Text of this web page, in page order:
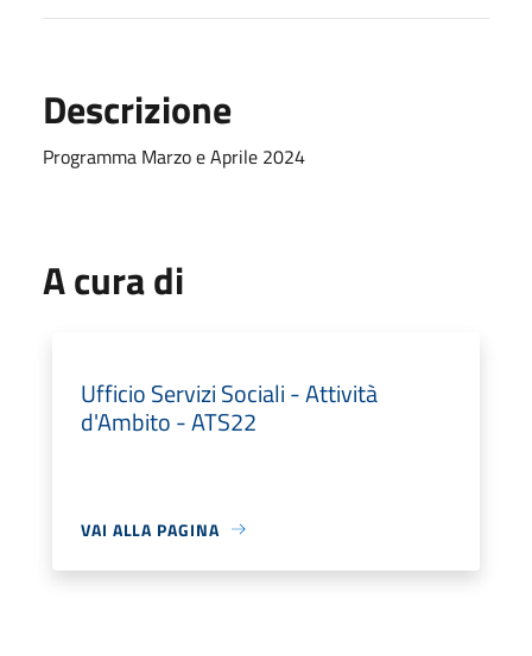
Descrizione
Programma Marzo e Aprile 2024
A cura di
Ufficio Servizi Sociali - Attività
d'Ambito - ATS22
VAI ALLA PAGINA